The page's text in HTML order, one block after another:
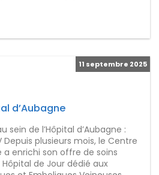
11 septembre 2025
d’Aubagne
sein de l’Hôpital d’Aubagne :
Depuis plusieurs mois, le Centre
a enrichi son offre de soins
Hôpital de Jour dédié aux